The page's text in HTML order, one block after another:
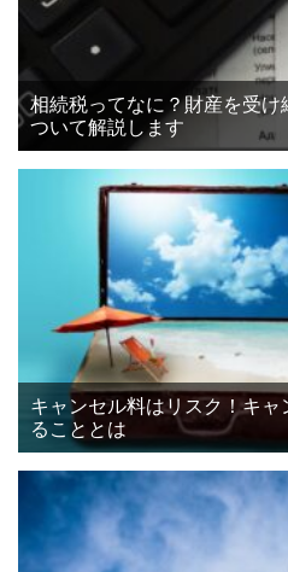
相続税ってなに？財産を受け
ついて解説します
キャンセル料はリスク！キ
ることとは